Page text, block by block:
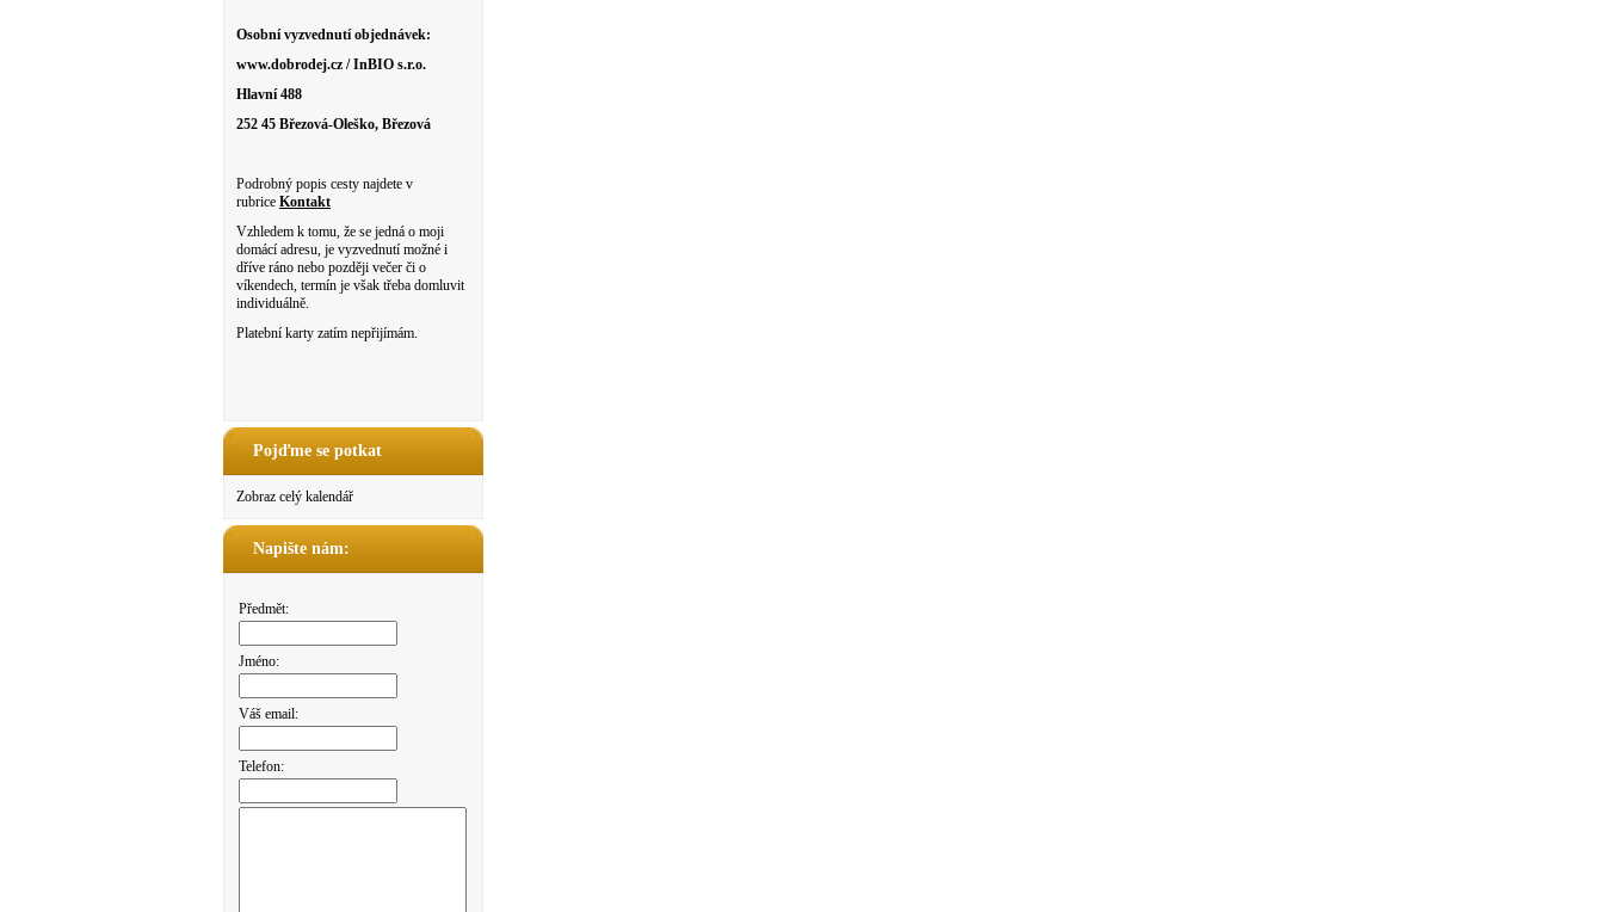
Osobní vyzvednutí objednávek:
www.dobrodej.cz / InBIO s.r.o.
Hlavní 488
252 45 Březová-Oleško, Březová
Podrobný popis cesty najdete v
rubrice Kontakt
Vzhledem k tomu, že se jedná o moji
domácí adresu, je vyzvednutí možné i
dříve ráno nebo později večer či o
víkendech, termín je však třeba domluvit
individuálně.
Platební karty zatím nepřijímám.
Pojďme se potkat
Zobraz celý kalendář
Napište nám:
Předmět:
Jméno:
Váš email:
Telefon: